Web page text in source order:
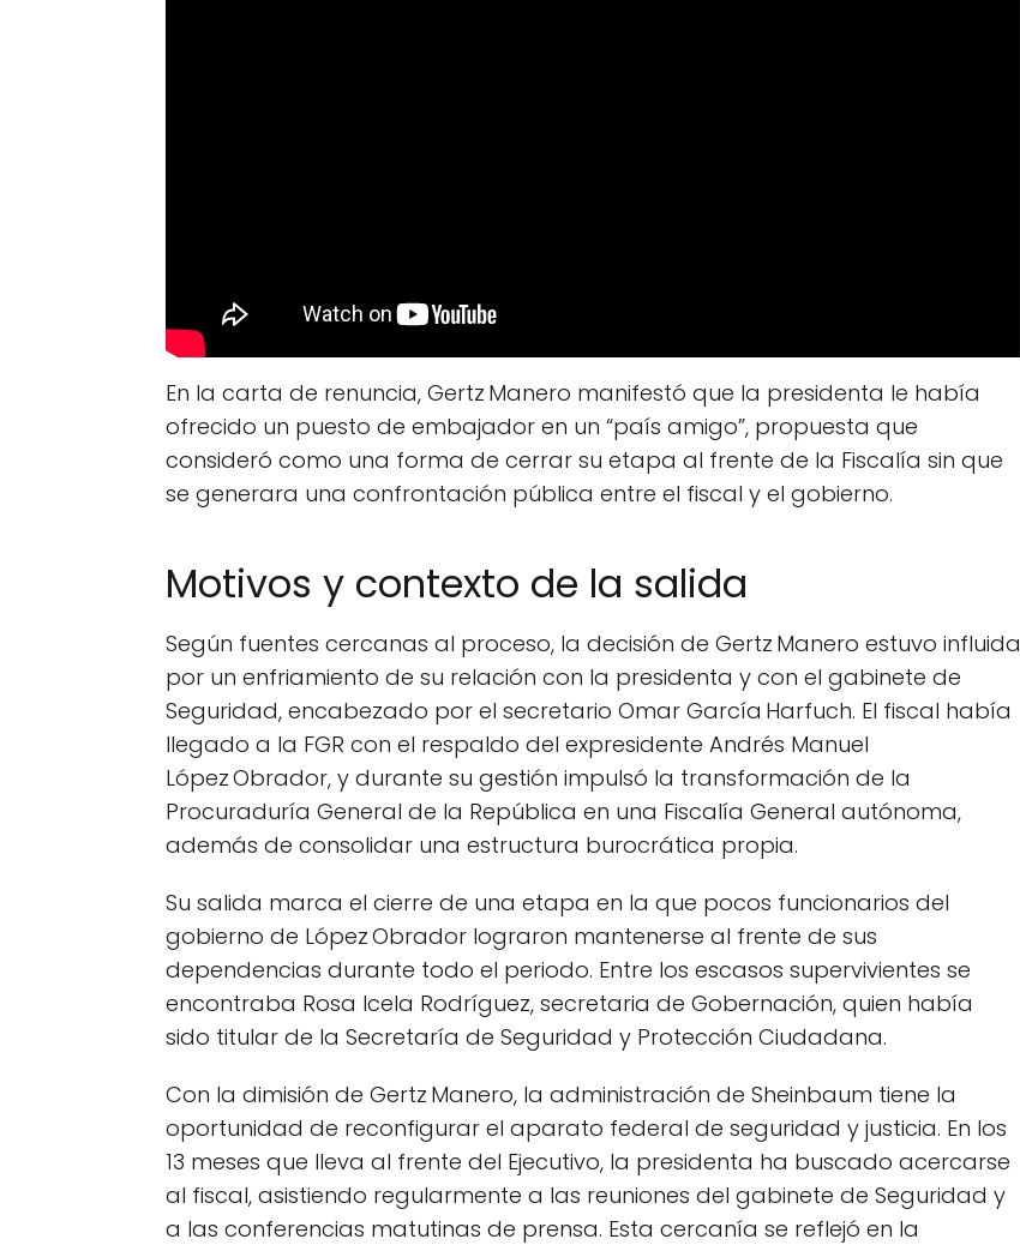
En la carta de renuncia, Gertz Manero manifestó que la presidenta le había
ofrecido un puesto de embajador en un “país amigo”, propuesta que
consideró como una forma de cerrar su etapa al frente de la Fiscalía sin que
se generara una confrontación pública entre el fiscal y el gobierno.
Motivos y contexto de la salida
Según fuentes cercanas al proceso, la decisión de Gertz Manero estuvo influida
por un enfriamiento de su relación con la presidenta y con el gabinete de
Seguridad, encabezado por el secretario Omar García Harfuch. El fiscal había
llegado a la FGR con el respaldo del expresidente Andrés Manuel
López Obrador, y durante su gestión impulsó la transformación de la
Procuraduría General de la República en una Fiscalía General autónoma,
además de consolidar una estructura burocrática propia.
Su salida marca el cierre de una etapa en la que pocos funcionarios del
gobierno de López Obrador lograron mantenerse al frente de sus
dependencias durante todo el periodo. Entre los escasos supervivientes se
encontraba Rosa Icela Rodríguez, secretaria de Gobernación, quien había
sido titular de la Secretaría de Seguridad y Protección Ciudadana.
Con la dimisión de Gertz Manero, la administración de Sheinbaum tiene la
oportunidad de reconfigurar el aparato federal de seguridad y justicia. En los
13 meses que lleva al frente del Ejecutivo, la presidenta ha buscado acercarse
al fiscal, asistiendo regularmente a las reuniones del gabinete de Seguridad y
a las conferencias matutinas de prensa. Esta cercanía se reflejó en la